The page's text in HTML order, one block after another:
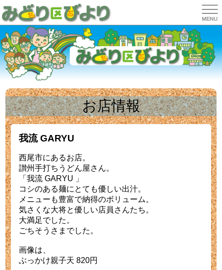
お店情報
我流 GARYU
西尾市にあるお店。
讃州手打ちうどん屋さん。
「我流 GARYU 」
コシのある麺にとても優しい出汁。
メニューも豊富で納得のボリューム。
気さくな大将と優しい店員さんたち。
大満足でした。
ごちそうさまでした。
画像は、
ぶっかけ親子天 820円